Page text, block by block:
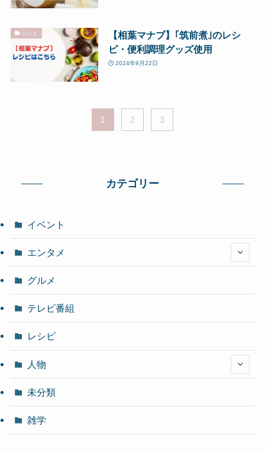
レシピ
【相葉マナブ】｢筑前煮｣のレシ
ピ・便利調理グッズ使用
2024年9月22日
1 2 3
カテゴリー
イベント
エンタメ
グルメ
テレビ番組
レシピ
人物
未分類
雑学